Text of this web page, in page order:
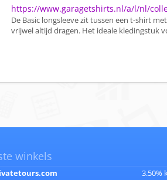
https://www.garagetshirts.nl/a/l/nl/
De Basic longsleeve zit tussen een t-shirt
vrijwel altijd dragen. Het ideale kledingstuk
winkels
3.50%